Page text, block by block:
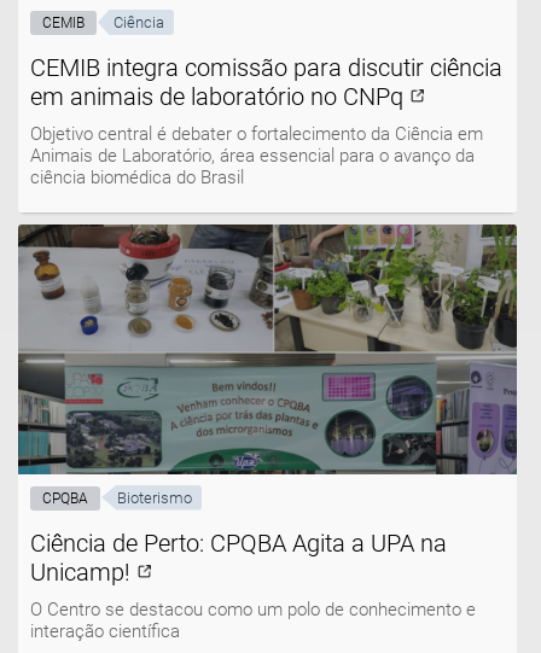
CEMIB Ciência
CEMIB integra comissão para discutir ciência
em animais de laboratório no CNPq
Objetivo central é debater o fortalecimento da Ciência em
Animais de Laboratório, área essencial para o avanço da
ciência biomédica do Brasil
CPQBA Bioterismo
Ciência de Perto: CPQBA Agita a UPA na
Unicamp!
O Centro se destacou como um polo de conhecimento e
interação científica